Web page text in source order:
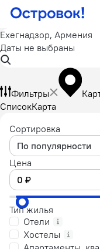
Ехегнадзор, Армения
Даты не выбраны
Фильтры
СписокКарта
Сортировка
По популярности
Цена
Тип жилья
Отели
Хостелы